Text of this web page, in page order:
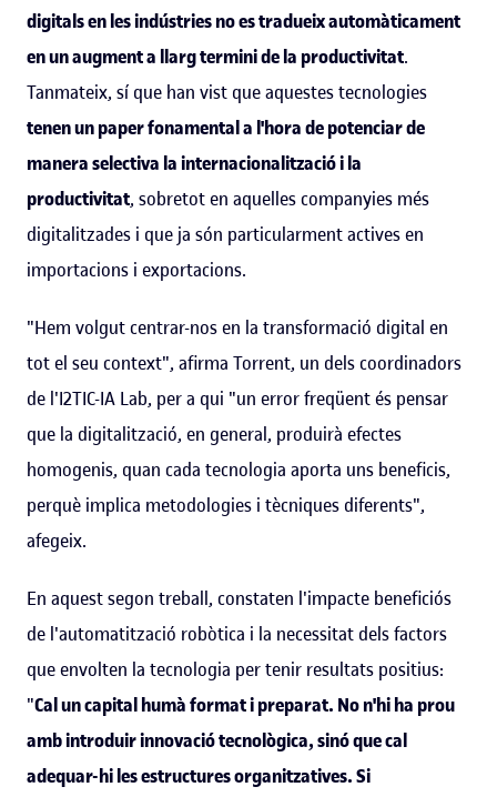
digitals en les indústries no es tradueix automàticament
en un augment a llarg termini de la productivitat.
Tanmateix, sí que han vist que aquestes tecnologies
tenen un paper fonamental a l'hora de potenciar de
manera selectiva la internacionalització i la
productivitat, sobretot en aquelles companyies més
digitalitzades i que ja són particularment actives en
importacions i exportacions.
"Hem volgut centrar-nos en la transformació digital en
tot el seu context", afirma Torrent, un dels coordinadors
de l'I2TIC-IA Lab, per a qui "un error freqüent és pensar
que la digitalització, en general, produirà efectes
homogenis, quan cada tecnologia aporta uns beneficis,
perquè implica metodologies i tècniques diferents",
afegeix.
En aquest segon treball, constaten l'impacte beneficiós
de l'automatització robòtica i la necessitat dels factors
que envolten la tecnologia per tenir resultats positius:
"Cal un capital humà format i preparat. No n'hi ha prou
amb introduir innovació tecnològica, sinó que cal
adequar-hi les estructures organitzatives. Si